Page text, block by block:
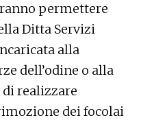
permettere
Ditta Servizi
alla
dell’odine o alla
realizzare
dei focolai